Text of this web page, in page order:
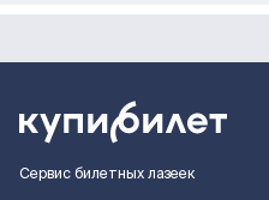
Сервис билетных лазеек